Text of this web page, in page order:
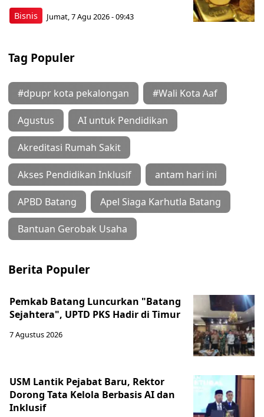
Bisnis Jumat, 7 Agu 2026 - 09:43
Tag Populer
#dpupr kota pekalongan #Wali Kota Aaf
Agustus AI untuk Pendidikan
Akreditasi Rumah Sakit
Akses Pendidikan Inklusif antam hari ini
APBD Batang Apel Siaga Karhutla Batang
Bantuan Gerobak Usaha
Berita Populer
Pemkab Batang Luncurkan "Batang
Sejahtera", UPTD PKS Hadir di Timur
7 Agustus 2026
USM Lantik Pejabat Baru, Rektor
Dorong Tata Kelola Berbasis AI dan
Inklusif